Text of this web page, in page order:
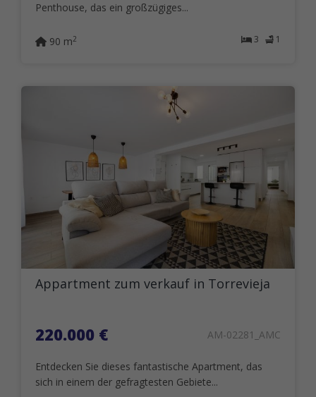
Penthouse, das ein großzügiges...
3 1
90 m2
Appartment zum verkauf in Torrevieja
220.000 € AM-02281_AMC
Entdecken Sie dieses fantastische Apartment, das
sich in einem der gefragtesten Gebiete...